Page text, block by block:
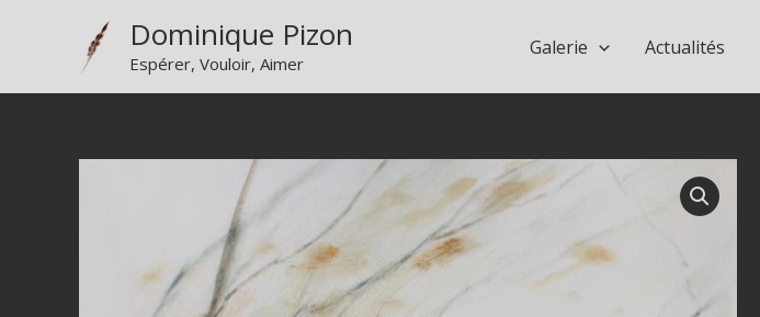
Dominique Pizon
Espérer, Vouloir, Aimer
Galerie Actualités